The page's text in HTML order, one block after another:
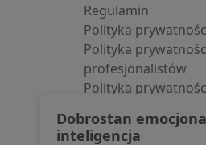
Regulamin
Polityka
Polityka
profesjonalistów
Polityka
pozyskaliśmy
Dobrostan
inteligencja